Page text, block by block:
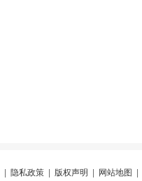
隐私政策| 版权声明 网站地图